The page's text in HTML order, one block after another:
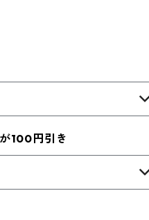
100円引き